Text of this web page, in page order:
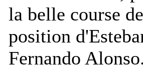
la belle course
position
Fernando Alonso.